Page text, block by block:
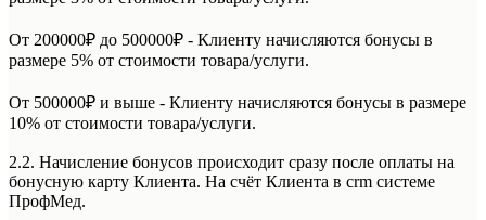
От 200000₽ до 500000₽ - Клиенту начисляются бонусы в
размере 5% от стоимости товара/услуги.
От 500000₽ и выше - Клиенту начисляются бонусы в размере
10% от стоимости товара/услуги.
2.2. Начисление бонусов происходит сразу после оплаты на
бонусную карту Клиента. На счёт Клиента в crm системе
ПрофМед.